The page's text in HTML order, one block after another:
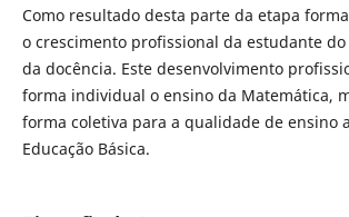
Como resultado desta parte da etapa
o crescimento profissional da estudante
da docência. Este desenvolvimento
forma individual o ensino da Matemática,
forma coletiva para a qualidade de ensino
Educação Básica.